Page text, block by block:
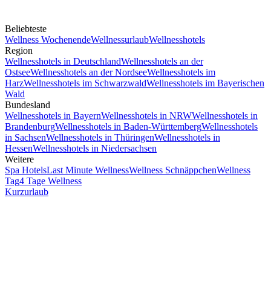
Beliebteste
Wellness WochenendeWellnessurlaubWellnesshotels
Region
Wellnesshotels in DeutschlandWellnesshotels an der
OstseeWellnesshotels an der NordseeWellnesshotels im
HarzWellnesshotels im SchwarzwaldWellnesshotels im Bayerischen
Wald
Bundesland
Wellnesshotels in BayernWellnesshotels in NRWWellnesshotels in
BrandenburgWellnesshotels in Baden-WürttembergWellnesshotels
in SachsenWellnesshotels in ThüringenWellnesshotels in
HessenWellnesshotels in Niedersachsen
Weitere
Spa HotelsLast Minute WellnessWellness SchnäppchenWellness
Tag4 Tage Wellness
Kurzurlaub